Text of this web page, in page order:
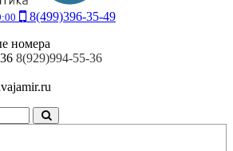
8(499)396-35-49
номера
8(929)994-55-36